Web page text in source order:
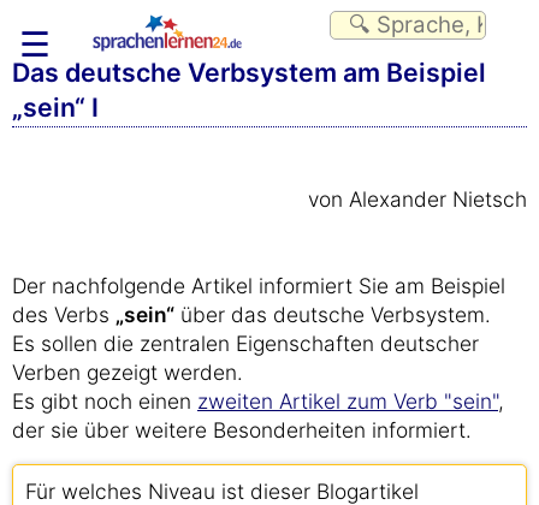
☰
Das deutsche Verbsystem am Beispiel
„sein“ I
von Alexander Nietsch
Der nachfolgende Artikel informiert Sie am Beispiel
des Verbs „sein“ über das deutsche Verbsystem.
Es sollen die zentralen Eigenschaften deutscher
Verben gezeigt werden.
Es gibt noch einen zweiten Artikel zum Verb "sein",
der sie über weitere Besonderheiten informiert.
Für welches Niveau ist dieser Blogartikel